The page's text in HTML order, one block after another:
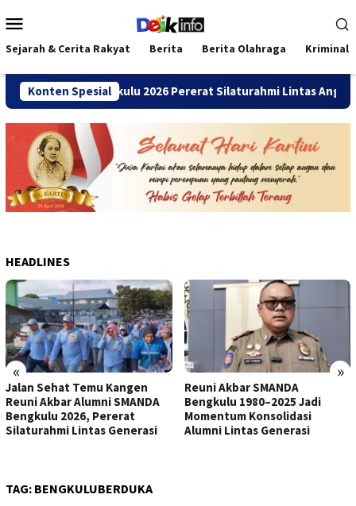
ke
kontenMobile
Sejarah & Cerita Rakyat Berita Berita Olahraga Kriminal
Konten Spesial
SMANDA Bengkulu 2026 Pererat Silaturahmi Lintas Angkatan
HEADLINES
« »
Jalan Sehat Temu Kangen
Reuni Akbar Alumni SMANDA
Bengkulu 2026, Pererat
Silaturahmi Lintas Generasi
Reuni Akbar SMANDA
Bengkulu 1980–2025 Jadi
Momentum Konsolidasi
Alumni Lintas Generasi
TAG: BENGKULUBERDUKA